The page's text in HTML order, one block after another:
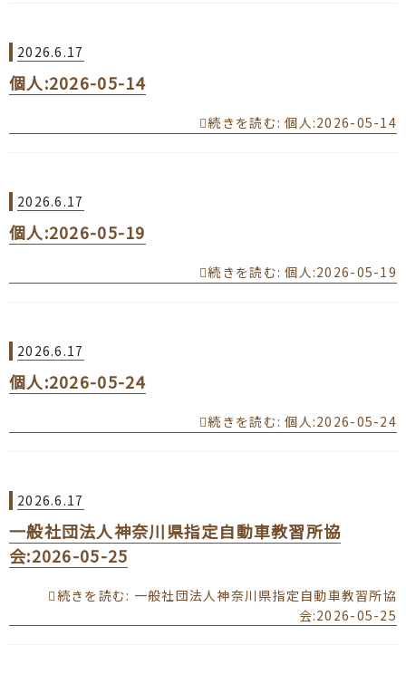
2026.6.17
個人:2026-05-14
続きを読む: 個人:2026-05-14
2026.6.17
個人:2026-05-19
続きを読む: 個人:2026-05-19
2026.6.17
個人:2026-05-24
続きを読む: 個人:2026-05-24
2026.6.17
一般社団法人神奈川県指定自動車教習所協
会:2026-05-25
続きを読む: 一般社団法人神奈川県指定自動車教習所協
会:2026-05-25